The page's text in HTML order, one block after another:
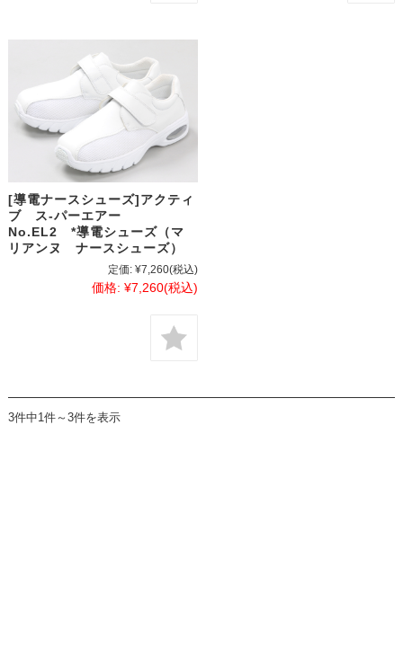
[導電ナースシューズ]アクティ
ブ ス-パーエアー
No.EL2 *導電シューズ（マ
リアンヌ ナースシューズ）
定価: ¥7,260(税込)
価格: ¥7,260(税込)
3件中1件～3件を表示